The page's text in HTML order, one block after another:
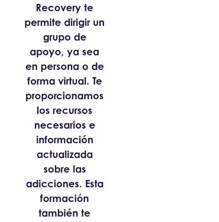
Recovery te
permite dirigir un
grupo de
apoyo, ya sea
en persona o de
forma virtual. Te
proporcionamos
los recursos
necesarios e
información
actualizada
sobre las
adicciones. Esta
formación
también te